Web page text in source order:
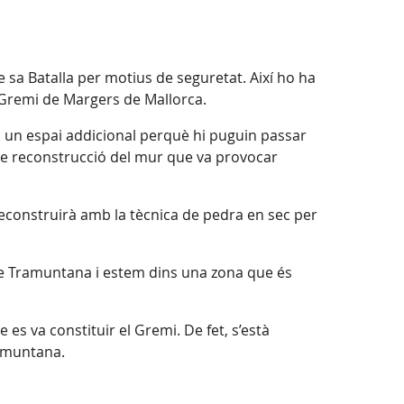
Batalla per motius de seguretat. Així ho ha
de Margers de Mallorca.
espai addicional perquè hi puguin passar
reconstrucció del mur que va provocar
amb la tècnica de pedra en sec per
i estem dins una zona que és
va constituir el Gremi. De fet, s’està